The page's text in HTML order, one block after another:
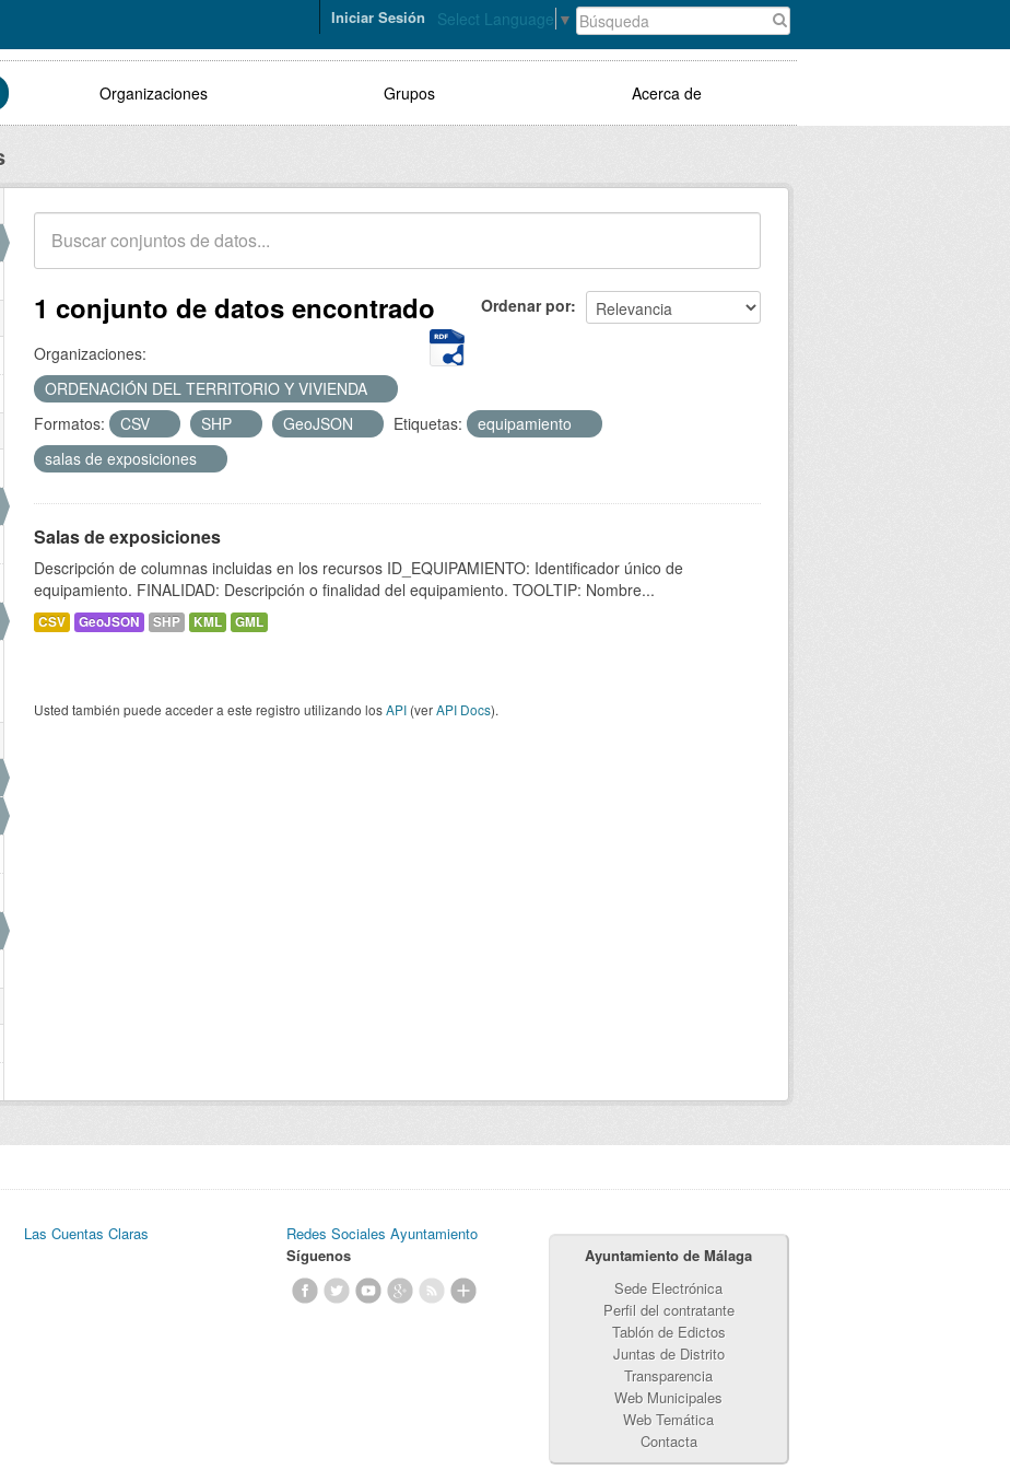
Select Language ▼
Iniciar Sesión
Organizaciones Grupos Acerca de
Ordenar por
1 conjunto de datos encontrado
Organizaciones:
ORDENACIÓN DEL TERRITORIO Y VIVIENDA
Formatos:
CSV SHP GeoJSON Etiquetas:
equipamiento
salas de exposiciones
Salas de exposiciones
Descripción de columnas incluidas en los recursos ID_EQUIPAMIENTO: Identificador único de
equipamiento. FINALIDAD: Descripción o finalidad del equipamiento. TOOLTIP: Nombre...
CSV GeoJSON SHP KML GML
Usted también puede acceder a este registro utilizando losAPI (verAPI Docs).
Las Cuentas Claras
Redes Sociales Ayuntamiento
Síguenos
Ayuntamiento de Málaga
Sede Electrónica
Perfil del contratante
Tablón de Edictos
Juntas de Distrito
Transparencia
Web Municipales
Web Temática
Contacta